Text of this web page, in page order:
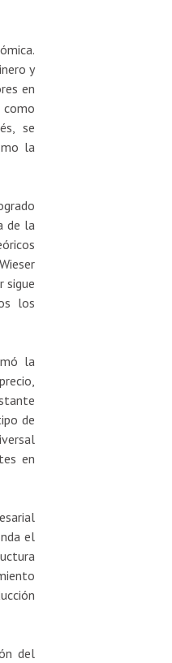
y
en
como
se
la
de la
sigue
los
la
de
en
el
del